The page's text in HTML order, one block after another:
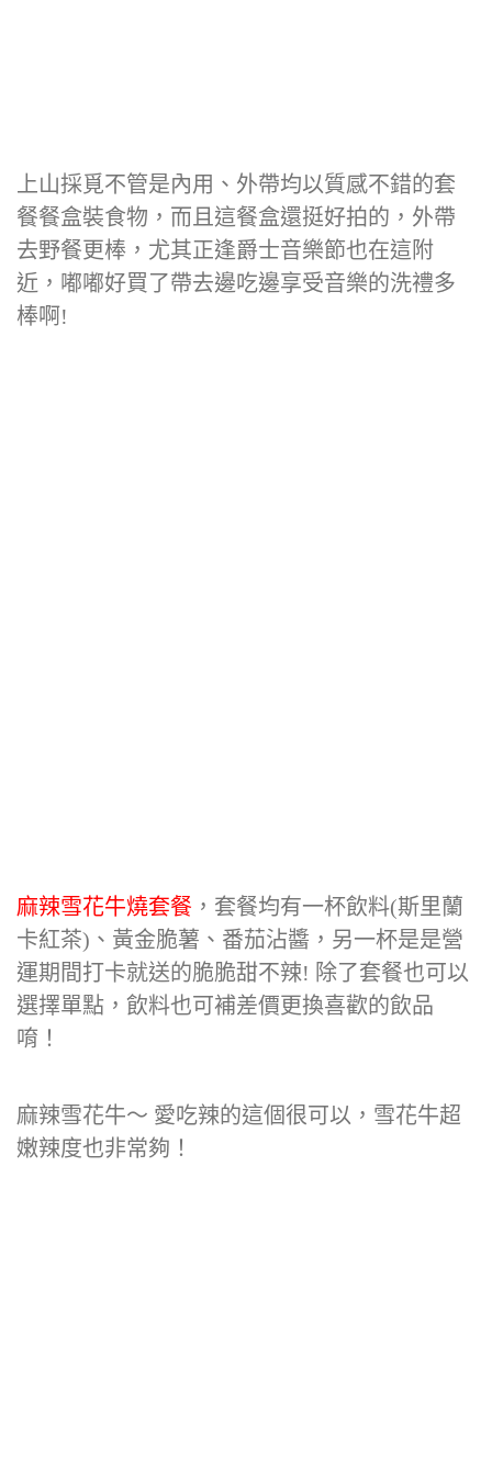
上山採覓不管是內用、外帶均以質感不錯的套
餐餐盒裝食物，而且這餐盒還挺好拍的，外帶
去野餐更棒，尤其正逢爵士音樂節也在這附
近，嘟嘟好買了帶去邊吃邊享受音樂的洗禮多
棒啊!
麻辣雪花牛燒套餐 ，套餐均有一杯飲料(斯里蘭
卡紅茶)、黃金脆薯、番茄沾醬，另一杯是是營
運期間打卡就送的脆脆甜不辣! 除了套餐也可以
選擇單點，飲料也可補差價更換喜歡的飲品
唷！
麻辣雪花牛～ 愛吃辣的這個很可以，雪花牛超
嫩辣度也非常夠！